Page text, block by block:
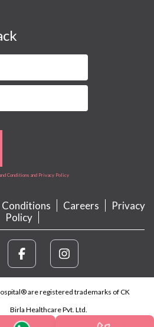
Conditions and Privacy Policy
Conditions Careers
Privacy
Policy
are registered trademarks of CK
Birla Healthcare Pvt. Ltd.